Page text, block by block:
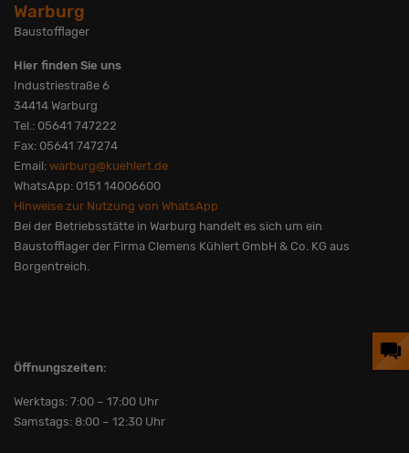
Warburg
Baustofflager
Hier finden Sie uns
Industriestraße 6
34414 Warburg
Tel.: 05641 747222
Fax: 05641 747274
Email: warburg@kuehlert.de
WhatsApp: 0151 14006600
Hinweise zur Nutzung von WhatsApp
Bei der Betriebsstätte in Warburg handelt es sich um ein
Baustofflager der Firma Clemens Kühlert GmbH & Co. KG aus
Borgentreich.
Öffnungszeiten:
Werktags: 7:00 – 17:00 Uhr
Samstags: 8:00 – 12:30 Uhr